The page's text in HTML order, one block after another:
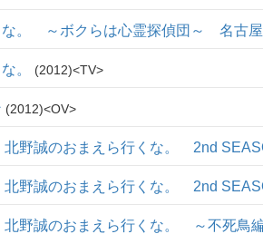
。 ～ボクらは心霊探偵団～ 名古屋
。 2012 TV
2012 OV
野誠のおまえら行くな。 2nd
野誠のおまえら行くな。 2nd
野誠のおまえら行くな。 ～不死鳥